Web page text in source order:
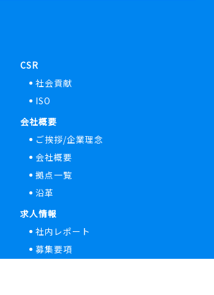
CSR
社会貢献
ISO
会社概要
ご挨拶/企業理念
会社概要
拠点一覧
沿革
求人情報
社内レポート
募集要項